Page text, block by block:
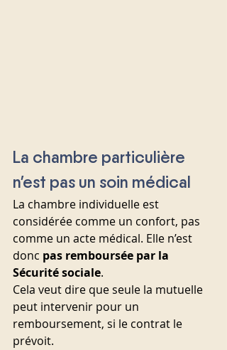
La chambre particulière
n’est pas un soin médical
La chambre individuelle est
considérée comme un confort, pas
comme un acte médical. Elle n’est
donc pas remboursée par la
Sécurité sociale.
Cela veut dire que seule la mutuelle
peut intervenir pour un
remboursement, si le contrat le
prévoit.